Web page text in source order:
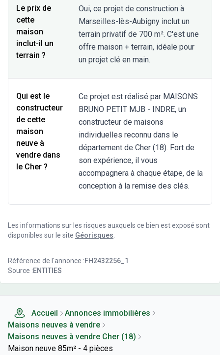
Le prix de
cette
maison
inclut-il un
terrain ?
Oui, ce projet de construction à
Marseilles-lès-Aubigny inclut un
terrain privatif de 700 m². C'est une
offre maison + terrain, idéale pour
un projet clé en main.
Qui est le
constructeur
de cette
maison
neuve à
vendre dans
le Cher ?
Ce projet est réalisé par MAISONS
BRUNO PETIT MJB - INDRE, un
constructeur de maisons
individuelles reconnu dans le
département de Cher (18). Fort de
son expérience, il vous
accompagnera à chaque étape, de la
conception à la remise des clés.
Les informations sur les risques auxquels ce bien est exposé sont
disponibles sur le site Géorisques
Référence de l'annonce :FH2432256_1
Source :ENTITIES
Accueil
Annonces immobilières
Maisons neuves à vendre
Maisons neuves à vendre Cher (18)
Maison neuve 85m² - 4 pièces